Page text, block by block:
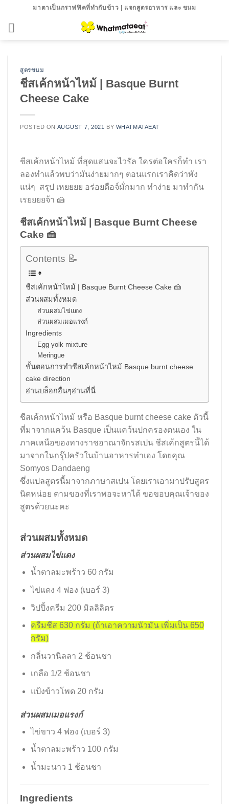
content
มาตาเป็นกราฟฟิคที่ทำกับข้าว | แจกสูตรอาหาร และ ขนม
สูตรขนม
ชีสเค้กหน้าไหม้ | Basque Burnt
Cheese Cake
POSTED ON AUGUST 7, 2021 BY WHATMATAEAT
ชีสเค้กหน้าไหม้ ที่สุดแสนจะไวรัล ใครต่อใครก็ทำ เรา
ลองทำแล้วพบว่ามันง่ายมากๆ ตอนแรกเราคิดว่าพัง
แน่ๆ สรุป เหยยยย อร่อยดือจ์มั่กมาก ทำง่าย มาทำกัน
เรยยยยจ้า 🍰
ชีสเค้กหน้าไหม้ | Basque Burnt Cheese
Cake 🍰
Contents 📝
ชีสเค้กหน้าไหม้ | Basque Burnt Cheese Cake 🍰
ส่วนผสมทั้งหมด
ส่วนผสมไข่แดง
ส่วนผสมเมอแรงก์
Ingredients
Egg yolk mixture
Meringue
ขั้นตอนการทำชีสเค้กหน้าไหม้ Basque burnt cheese
cake direction
อ่านบล็อกอื่นๆอ่านที่นี่
ชีสเค้กหน้าไหม้ หรือ Basque burnt cheese cake ตัวนี้
ที่มาจากแคว้น Basque เป็นแคว้นปกครองตนเอง ใน
ภาคเหนือของทางราชอาณาจักรสเปน ชีสเค้กสูตรนี้ได้
มาจากในกรุ๊ปครัวในบ้านอาหารทำเอง โดยคุณ
Somyos Dandaeng
ซึ่งแปลสูตรนี้มาจากภาษาสเปน โดยเราเอามาปรับสูตร
นิดหน่อย ตามของที่เราพอจะหาได้ ขอขอบคุณเจ้าของ
สูตรด้วยนะคะ
ส่วนผสมทั้งหมด
ส่วนผสมไข่แดง
น้ำตาลมะพร้าว 60 กรัม
ไข่แดง 4 ฟอง (เบอร์ 3)
วิปปิ้งครีม 200 มิลลิลิตร
ครีมชีส 630 กรัม (ถ้าเอาความนัวมัน เพิ่มเป็น 650
กรัม)
กลิ่นวานิลลา 2 ช้อนชา
เกลือ 1/2 ช้อนชา
แป้งข้าวโพด 20 กรัม
ส่วนผสมเมอแรงก์
ไข่ขาว 4 ฟอง (เบอร์ 3)
น้ำตาลมะพร้าว 100 กรัม
น้ำมะนาว 1 ช้อนชา
Ingredients